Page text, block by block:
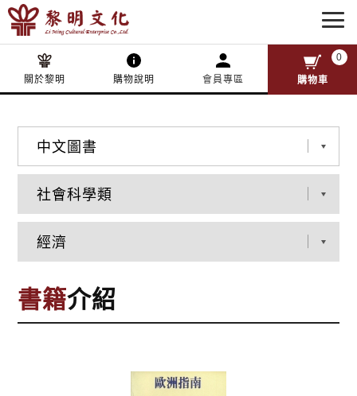
關於黎明 購物說明 會員專區
0
購物車
書籍介紹